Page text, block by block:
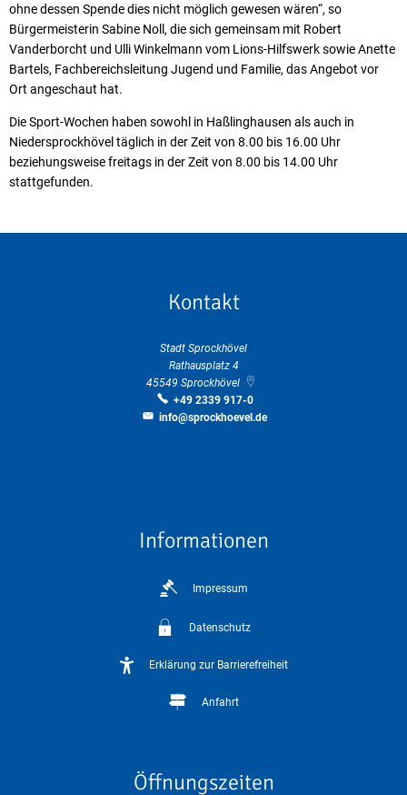
ohne dessen Spende dies nicht möglich gewesen wären“, so
Bürgermeisterin Sabine Noll, die sich gemeinsam mit Robert
Vanderborcht und Ulli Winkelmann vom Lions-Hilfswerk sowie Anette
Bartels, Fachbereichsleitung Jugend und Familie, das Angebot vor
Ort angeschaut hat.
Die Sport-Wochen haben sowohl in Haßlinghausen als auch in
Niedersprockhövel täglich in der Zeit von 8.00 bis 16.00 Uhr
beziehungsweise freitags in der Zeit von 8.00 bis 14.00 Uhr
stattgefunden.
Kontakt
Stadt Sprockhövel
Rathausplatz 4
45549 Sprockhövel
+49 2339 917-0
info@sprockhoevel.de
Informationen
Impressum
Datenschutz
Erklärung zur Barrierefreiheit
Anfahrt
Öffnungszeiten